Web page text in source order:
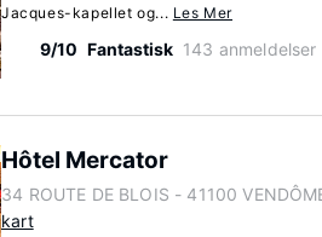
Jacques-kapellet og... Les Mer
9/10 Fantastisk 143 anmeldelser
Hôtel Mercator
34 ROUTE DE BLOIS - 41100
kart